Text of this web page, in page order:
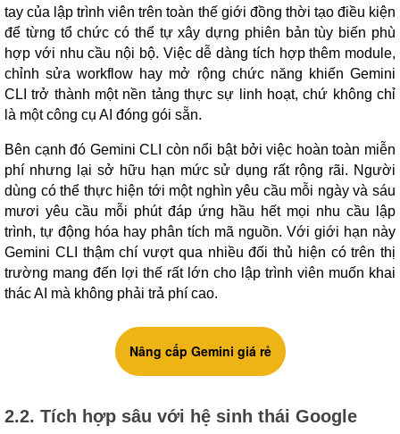
tay của lập trình viên trên toàn thế giới đồng thời tạo điều kiện
để từng tổ chức có thể tự xây dựng phiên bản tùy biến phù
hợp với nhu cầu nội bộ. Việc dễ dàng tích hợp thêm module,
chỉnh sửa workflow hay mở rộng chức năng khiến Gemini
CLI trở thành một nền tảng thực sự linh hoạt, chứ không chỉ
là một công cụ AI đóng gói sẵn.
Bên cạnh đó Gemini CLI còn nổi bật bởi việc hoàn toàn miễn
phí nhưng lại sở hữu hạn mức sử dụng rất rộng rãi. Người
dùng có thể thực hiện tới một nghìn yêu cầu mỗi ngày và sáu
mươi yêu cầu mỗi phút đáp ứng hầu hết mọi nhu cầu lập
trình, tự động hóa hay phân tích mã nguồn. Với giới hạn này
Gemini CLI thậm chí vượt qua nhiều đối thủ hiện có trên thị
trường mang đến lợi thế rất lớn cho lập trình viên muốn khai
thác AI mà không phải trả phí cao.
Nâng cấp Gemini giá rẻ
2.2. Tích hợp sâu với hệ sinh thái Google